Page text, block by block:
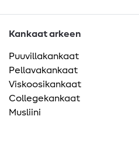
Kankaat arkeen
Puuvillakankaat
Pellavakankaat
Viskoosikankaat
Collegekankaat
Musliini